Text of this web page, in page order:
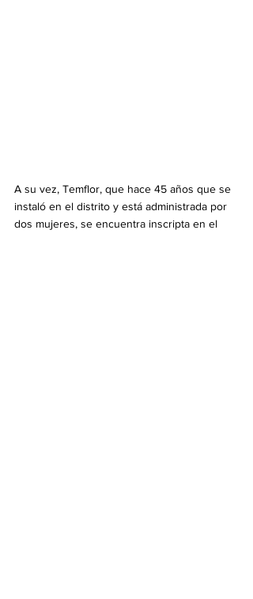
A su vez, Temflor, que hace 45 años que se
instaló en el distrito y está administrada por
dos mujeres, se encuentra inscripta en el